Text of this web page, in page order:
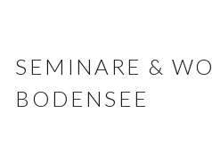
SEMINARE &
BODENSEE